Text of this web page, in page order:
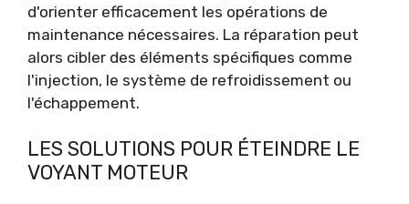
d'orienter efficacement les opérations de
maintenance nécessaires. La réparation peut
alors cibler des éléments spécifiques comme
l'injection, le système de refroidissement ou
l'échappement.
LES SOLUTIONS POUR ÉTEINDRE LE
VOYANT MOTEUR